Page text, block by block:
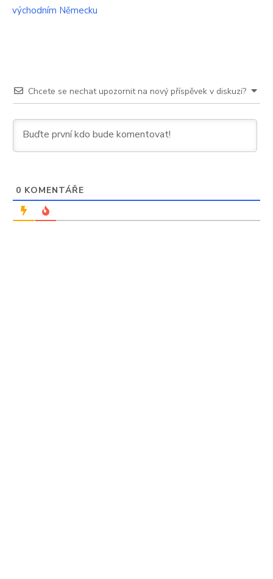
východním Německu
Chcete se nechat upozornit na nový příspěvek v diskuzi?
0 KOMENTÁŘE